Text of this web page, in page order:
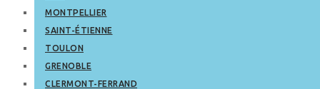
MONTPELLIER
SAINT-ÉTIENNE
TOULON
GRENOBLE
CLERMONT-FERRAND